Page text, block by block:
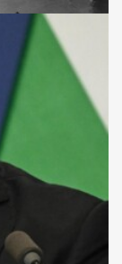
nem